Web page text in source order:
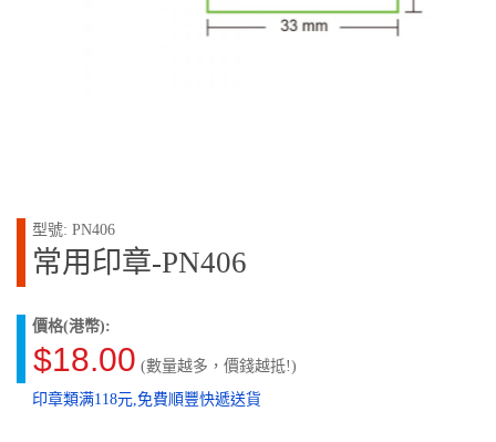
型號: PN406
常用印章-PN406
價格(港幣):
$18.00 (數量越多，價錢越抵!)
印章類满118元,免費順豐快遞送貨